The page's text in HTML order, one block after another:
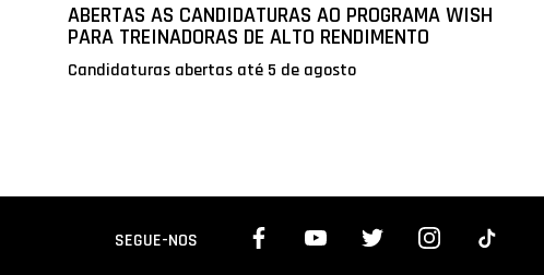
ABERTAS AS CANDIDATURAS AO PROGRAMA WISH
PARA TREINADORAS DE ALTO RENDIMENTO
Candidaturas abertas até 5 de agosto
SEGUE-NOS